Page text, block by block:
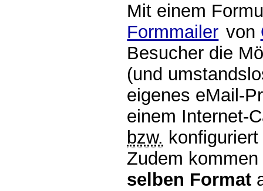
Mit einem
Formmailer von
Besucher die
(und
eigenes eMail-
einem Internet-
bzw.
Zudem
selben Format